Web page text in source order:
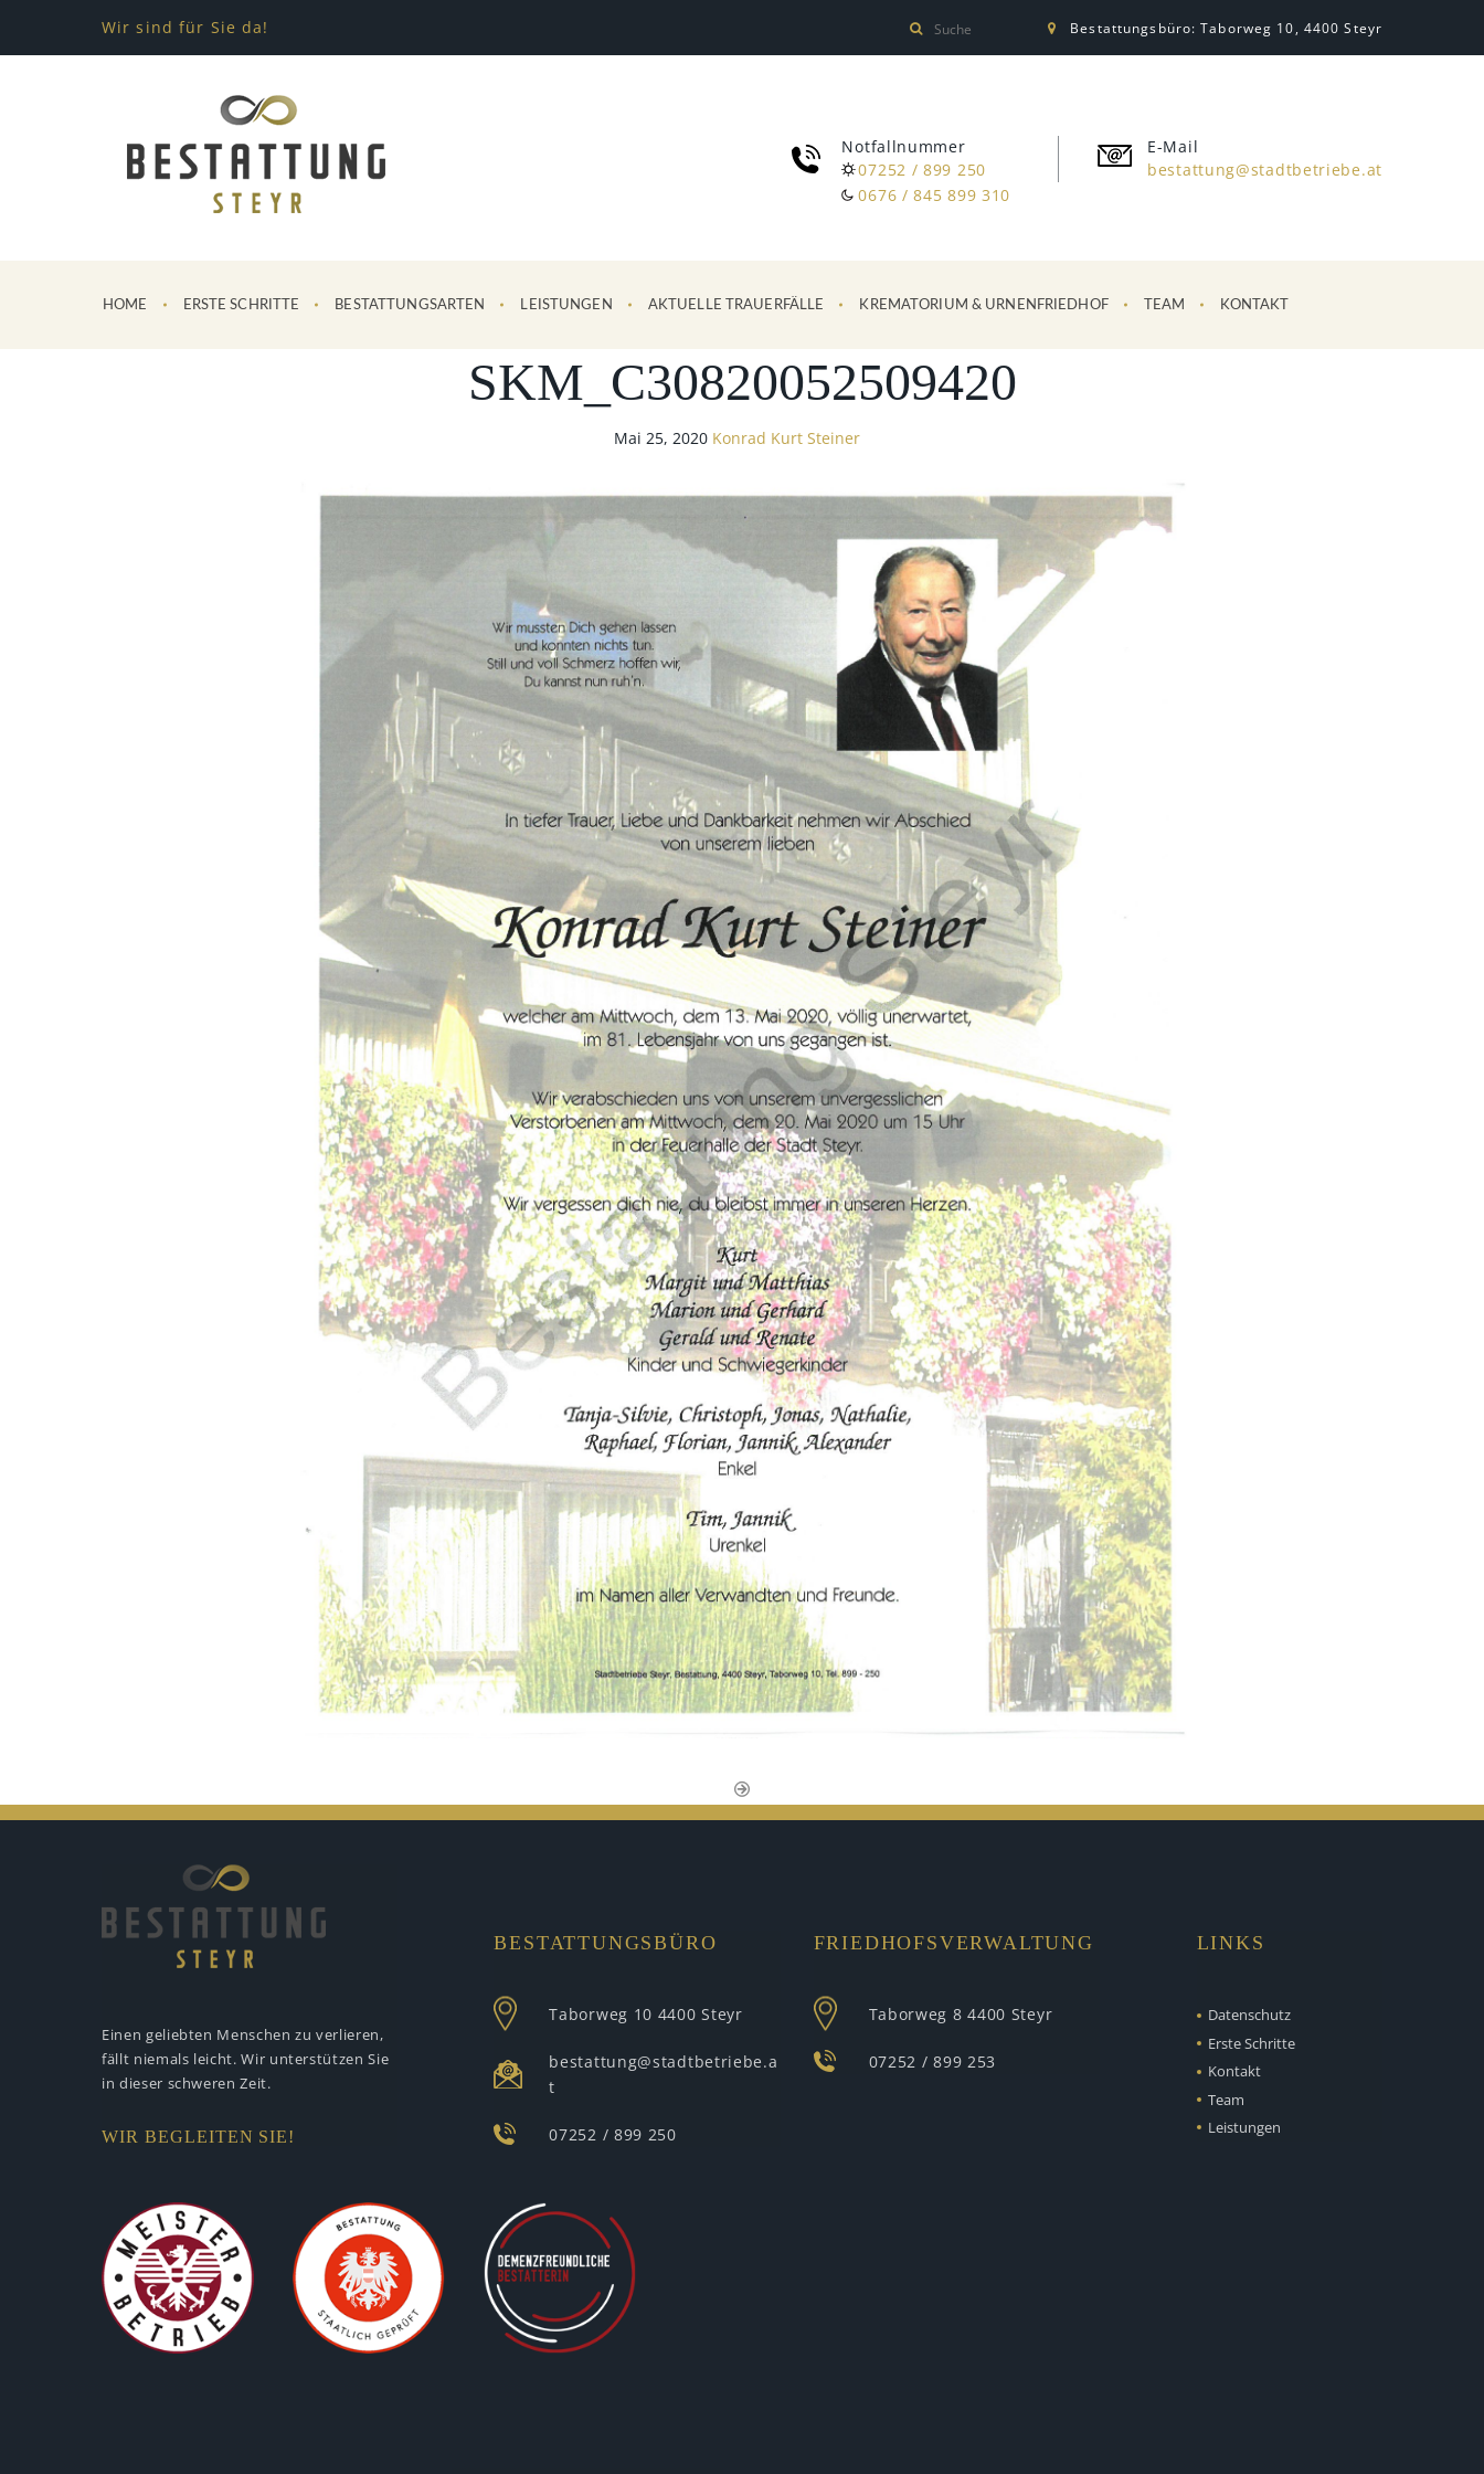
Wir sind für Sie da! Bestattungsbüro: Taborweg 10, 4400 Steyr
Notfallnummer
07252 / 899 250
0676 / 845 899 310
E-Mail
bestattung@stadtbetriebe.at
HOME ERSTE SCHRITTE BESTATTUNGSARTEN LEISTUNGEN AKTUELLE TRAUERFÄLLE KREMATORIUM & URNENFRIEDHOF TEAM KONTAKT
SKM_C30820052509420
Mai 25, 2020 Konrad Kurt Steiner
Einen geliebten Menschen zu verlieren,
fällt niemals leicht. Wir unterstützen Sie
in dieser schweren Zeit.
WIR BEGLEITEN SIE!
BESTATTUNGSBÜRO
Taborweg 10 4400 Steyr
bestattung@stadtbetriebe.a
t
07252 / 899 250
FRIEDHOFSVERWALTUNG
Taborweg 8 4400 Steyr
07252 / 899 253
LINKS
Datenschutz
Erste Schritte
Kontakt
Team
Leistungen